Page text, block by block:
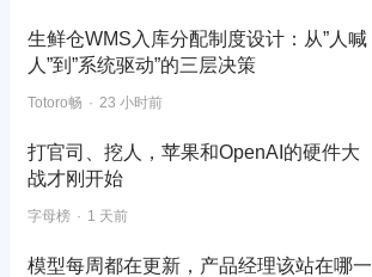
生鲜仓WMS入库分配制度设计：从”人喊
人”到”系统驱动”的三层决策
Totoro畅 23 小时前
打官司、挖人，苹果和OpenAI的硬件大
战才刚开始
字母榜 1 天前
模型每周都在更新，产品经理该站在哪一